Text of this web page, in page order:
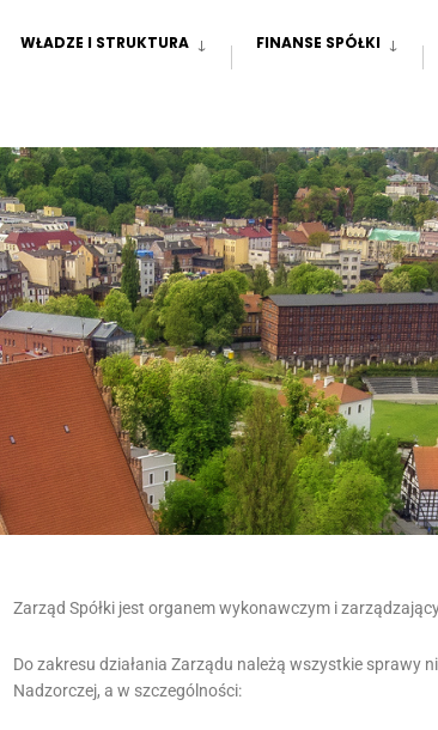
WŁADZE I STRUKTURA FINANSE SPÓŁKI
Zarząd Spółki jest organem wykonawczym i
Do zakresu działania Zarządu należą wszystkie sprawy
Nadzorczej, a w szczególności: